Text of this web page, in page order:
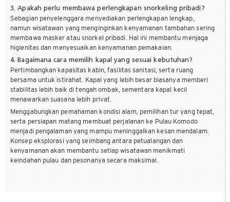
3. Apakah perlu membawa perlengkapan snorkeling pribadi?
Sebagian penyelenggara menyediakan perlengkapan lengkap,
namun wisatawan yang menginginkan kenyamanan tambahan sering
membawa masker atau snorkel pribadi. Hal ini membantu menjaga
higienitas dan menyesuaikan kenyamanan pemakaian.
4. Bagaimana cara memilih kapal yang sesuai kebutuhan?
Pertimbangkan kapasitas kabin, fasilitas sanitasi, serta ruang
bersama untuk istirahat. Kapal yang lebih besar biasanya memberi
stabilitas lebih baik di tengah ombak, sementara kapal kecil
menawarkan suasana lebih privat.
Menggabungkan pemahaman kondisi alam, pemilihan tur yang tepat,
serta persiapan matang membuat perjalanan ke Pulau Komodo
menjadi pengalaman yang mampu meninggalkan kesan mendalam.
Konsep eksplorasi yang seimbang antara petualangan dan
kenyamanan akan membantu setiap wisatawan menikmati
keindahan pulau dan pesonanya secara maksimal.